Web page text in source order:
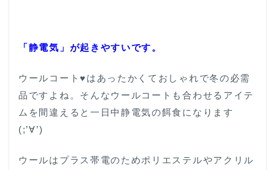
「静電気」が起きやすいです。
ウールコート♥はあったかくておしゃれで冬の必需
品ですよね。そんなウールコートも合わせるアイテ
ムを間違えると一日中静電気の餌食になります
(;’∀’)
ウールはプラス帯電のためポリエステルやアクリル